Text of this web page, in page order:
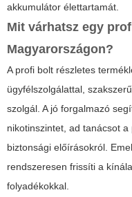
akkumulátor élettartamát.
Mit várhatsz egy
Magyarországon?
A profi bolt részletes
ügyfélszolgálattal,
szolgál. A jó forgalmazó
nikotinszintet, ad tanácsot
biztonsági előírásokról.
rendszeresen frissíti a
folyadékokkal.